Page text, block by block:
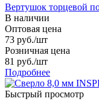
Вертушок торцевой
В наличии
Оптовая цена
73 руб./шт
Розничная цена
81 руб./шт
Подробнее
Быстрый просмотр